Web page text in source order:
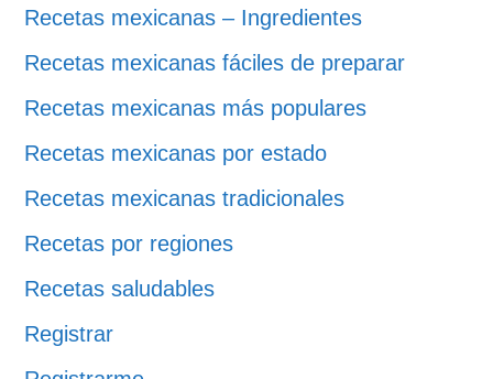
Recetas mexicanas – Ingredientes
Recetas mexicanas fáciles de preparar
Recetas mexicanas más populares
Recetas mexicanas por estado
Recetas mexicanas tradicionales
Recetas por regiones
Recetas saludables
Registrar